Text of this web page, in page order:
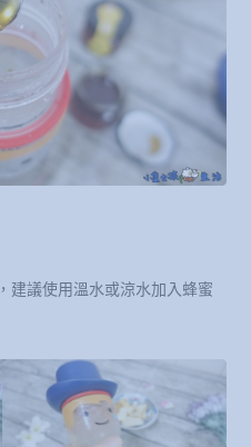
建議使用溫水或涼水加入蜂蜜